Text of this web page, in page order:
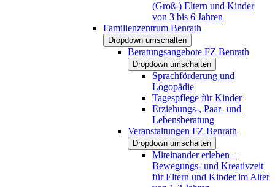
(Groß-) Eltern und Kinder
von 3 bis 6 Jahren
Familienzentrum Benrath
Dropdown umschalten
Beratungsangebote FZ Benrath
Dropdown umschalten
Sprachförderung und
Logopädie
Tagespflege für Kinder
Erziehungs-, Paar- und
Lebensberatung
Veranstaltungen FZ Benrath
Dropdown umschalten
Miteinander erleben –
Bewegungs- und Kreativzeit
für Eltern und Kinder im Alter